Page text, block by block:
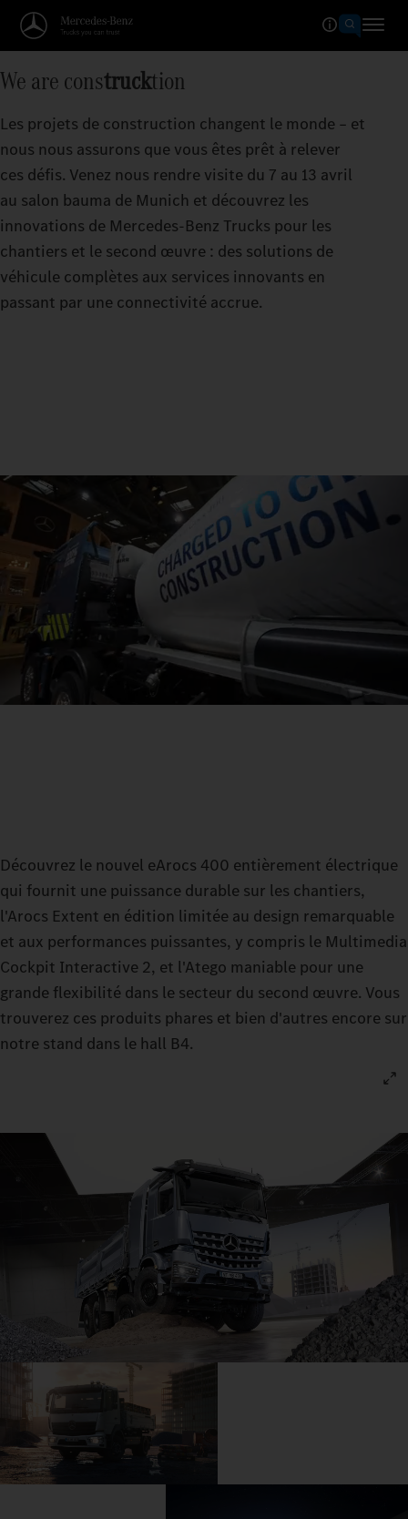
We are construcktion
Les projets de construction changent le monde – et
nous nous assurons que vous êtes prêt à relever
ces défis. Venez nous rendre visite du 7 au 13 avril
au salon bauma de Munich et découvrez les
innovations de Mercedes‑Benz Trucks pour les
chantiers et le second œuvre : des solutions de
véhicule complètes aux services innovants en
passant par une connectivité accrue.
Découvrez le nouvel eArocs 400 entièrement électrique
qui fournit une puissance durable sur les chantiers,
l'Arocs Extent en édition limitée au design remarquable
et aux performances puissantes, y compris le Multimedia
Cockpit Interactive 2, et l'Atego maniable pour une
grande flexibilité dans le secteur du second œuvre. Vous
trouverez ces produits phares et bien d'autres encore sur
notre stand dans le hall B4.